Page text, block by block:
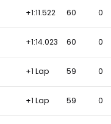
+1:11.522 60 0
+1:14.023 60 0
+1 Lap 59 0
+1 Lap 59 0